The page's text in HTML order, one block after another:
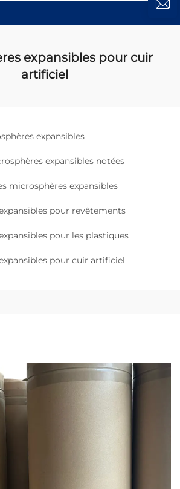
expansibles pour cuir
artificiel
expansibles
expansibles notées
microsphères expansibles
pour revêtements
pour les plastiques
pour cuir artificiel